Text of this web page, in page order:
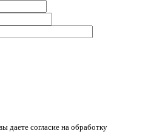
даете согласие на обработку